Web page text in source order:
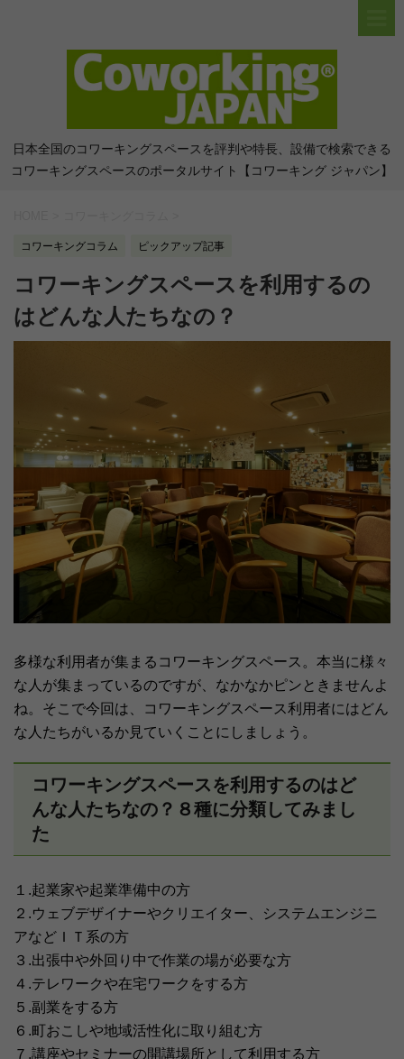
日本全国のコワーキングスペースを評判や特長、設備で検索できる
コワーキングスペースのポータルサイト【コワーキング ジャパン】
コワーキングコラム ピックアップ記事
コワーキングスペースを利用するの
はどんな人たちなの？
多様な利用者が集まるコワーキングスペース。本当に様々
な人が集まっているのですが、なかなかピンときませんよ
ね。そこで今回は、コワーキングスペース利用者にはどん
な人たちがいるか見ていくことにしましょう。
コワーキングスペースを利用するのはど
んな人たちなの？８種に分類してみまし
た
１.起業家や起業準備中の方
２.ウェブデザイナーやクリエイター、システムエンジニ
アなどＩＴ系の方
３.出張中や外回り中で作業の場が必要な方
４.テレワークや在宅ワークをする方
５.副業をする方
６.町おこしや地域活性化に取り組む方
７.講座やセミナーの開講場所として利用する方